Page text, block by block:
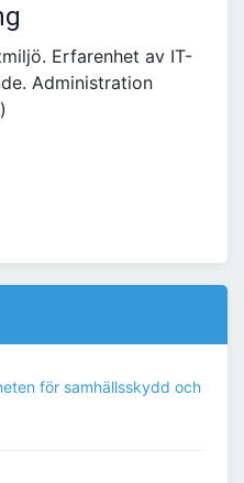
Erfarenhet av IT-
Administration
för samhällsskydd och